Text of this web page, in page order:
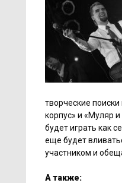
творческие
корпус» и «Муляр
будет играть как
еще будет
участником и
А также: